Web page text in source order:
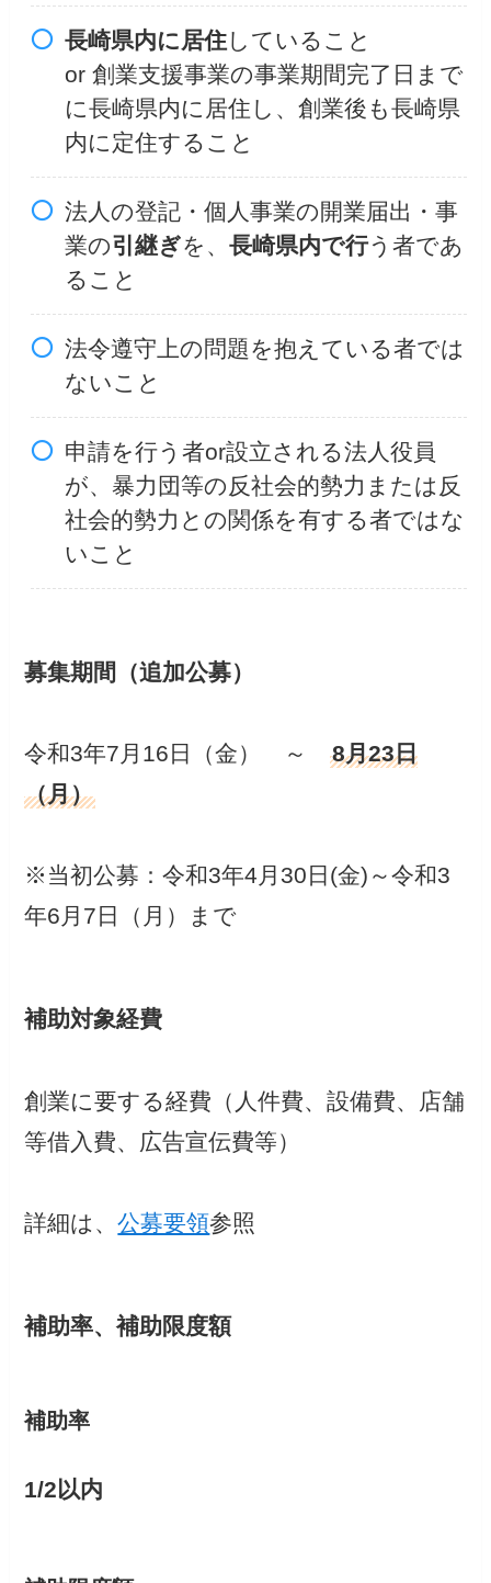
長崎県内に居住していること
or 創業支援事業の事業期間完了日まで
に長崎県内に居住し、創業後も長崎県
内に定住すること
法人の登記・個人事業の開業届出・事
業の引継ぎを、 長崎県内で行う者であ
ること
法令遵守上の問題を抱えている者では
ないこと
申請を行う者or設立される法人役員
が、暴力団等の反社会的勢力または反
社会的勢力との関係を有する者ではな
いこと
募集期間（追加公募）
令和3年7月16日（金） ～8月23日
（月）
※当初公募：令和3年4月30日(金)～令和3
年6月7日（月）まで
補助対象経費
創業に要する経費（人件費、設備費、店舗
等借入費、広告宣伝費等）
詳細は、公募要領参照
補助率、補助限度額
補助率
1/2以内